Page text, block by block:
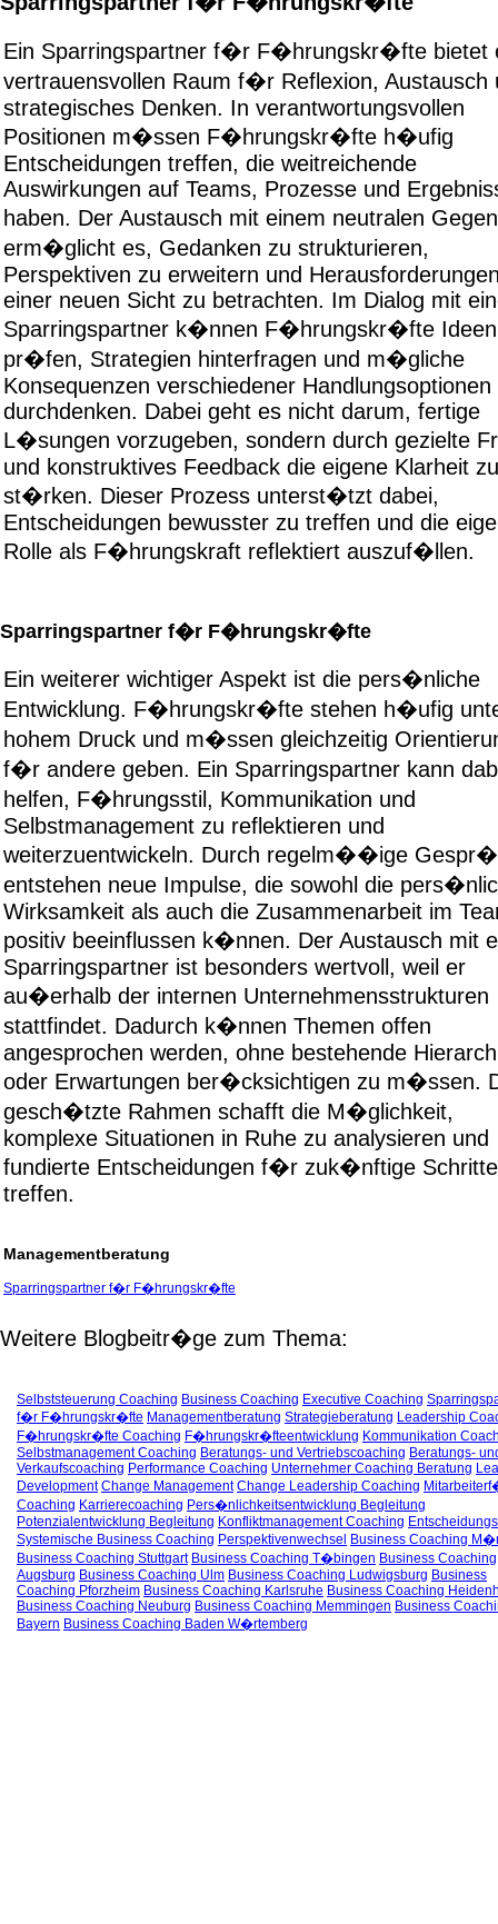
Ein Sparringspartner f�r F�hrungskr�fte bietet
vertrauensvollen Raum f�r Reflexion, Austausch
strategisches Denken. In verantwortungsvollen
Positionen m�ssen F�hrungskr�fte h�ufig
Entscheidungen treffen, die weitreichende
Auswirkungen auf Teams, Prozesse und
haben. Der Austausch mit einem neutralen
erm�glicht es, Gedanken zu strukturieren,
Perspektiven zu erweitern und
einer neuen Sicht zu betrachten. Im Dialog mit
Sparringspartner k�nnen F�hrungskr�fte Ideen
pr�fen, Strategien hinterfragen und m�gliche
Konsequenzen verschiedener Handlungsoptionen
durchdenken. Dabei geht es nicht darum, fertige
L�sungen vorzugeben, sondern durch gezielte
und konstruktives Feedback die eigene Klarheit zu
st�rken. Dieser Prozess unterst�tzt dabei,
Entscheidungen bewusster zu treffen und die
Rolle als F�hrungskraft reflektiert auszuf�llen.
Sparringspartner f�r F�hrungskr�fte
Ein weiterer wichtiger Aspekt ist die pers�nliche
Entwicklung. F�hrungskr�fte stehen h�ufig
hohem Druck und m�ssen gleichzeitig
f�r andere geben. Ein Sparringspartner kann
helfen, F�hrungsstil, Kommunikation und
Selbstmanagement zu reflektieren und
weiterzuentwickeln. Durch regelm��ige
entstehen neue Impulse, die sowohl die
Wirksamkeit als auch die Zusammenarbeit im
positiv beeinflussen k�nnen. Der Austausch mit
Sparringspartner ist besonders wertvoll, weil er
au�erhalb der internen Unternehmensstrukturen
stattfindet. Dadurch k�nnen Themen offen
angesprochen werden, ohne bestehende
oder Erwartungen ber�cksichtigen zu m�ssen.
gesch�tzte Rahmen schafft die M�glichkeit,
komplexe Situationen in Ruhe zu analysieren und
fundierte Entscheidungen f�r zuk�nftige
treffen.
Managementberatung
Sparringspartner f�r F�hrungskr�fte
Weitere Blogbeitr�ge zum Thema:
Selbststeuerung Coaching Business Coaching Executive Coaching
f�r F�hrungskr�fte Managementberatung Strategieberatung Leadership
F�hrungskr�fte Coaching F�hrungskr�fteentwicklung Kommunikation
Selbstmanagement Coaching Beratungs- und Vertriebscoaching Beratungs-
Verkaufscoaching Performance Coaching Unternehmer Coaching Beratung
Development Change Management Change Leadership Coaching
Coaching Karrierecoaching Pers�nlichkeitsentwicklung Begleitung
Potenzialentwicklung Begleitung Konfliktmanagement Coaching
Systemische Business Coaching Perspektivenwechsel Business Coaching
Business Coaching Stuttgart Business Coaching T�bingen Business Coaching
Augsburg Business Coaching Ulm Business Coaching Ludwigsburg Business
Coaching Pforzheim Business Coaching Karlsruhe Business Coaching
Business Coaching Neuburg Business Coaching Memmingen Business
Bayern Business Coaching Baden W�rtemberg